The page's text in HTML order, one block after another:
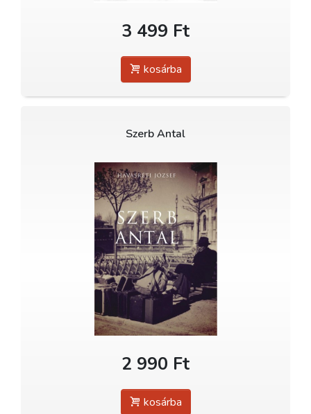
3 499 Ft
kosárba
Szerb Antal
2 990 Ft
kosárba